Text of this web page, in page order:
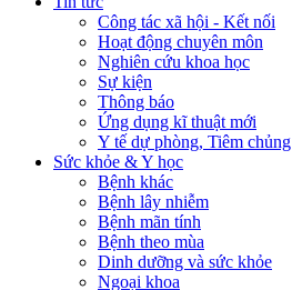
Công tác xã hội - Kết nối
Hoạt động chuyên môn
Nghiên cứu khoa học
Sự kiện
Thông báo
Ứng dụng kĩ thuật mới
Y tế dự phòng, Tiêm chủng
Sức khỏe & Y học
Bệnh khác
Bệnh lây nhiễm
Bệnh mãn tính
Bệnh theo mùa
Dinh dưỡng và sức khỏe
Ngoại khoa